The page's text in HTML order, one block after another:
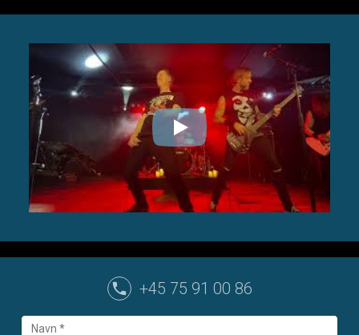
+45 75 91 00 86